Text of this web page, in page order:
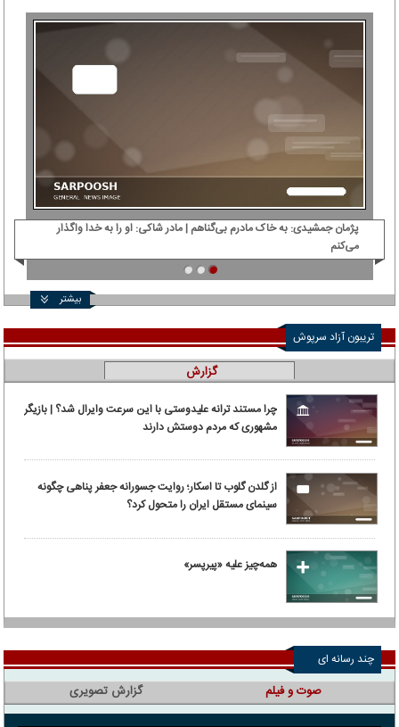
پژمان جمشیدی: ‌به خاک مادرم بی‌گناهم | مادر شاکی: او را به خدا واگذار
می‌کنم
بیشتر
تریبون آزاد سرپوش
گزارش
چرا مستند ترانه علیدوستی با این سرعت وایرال شد؟ | بازیگر
مشهوری که مردم دوستش دارند
از گلدن گلوب تا اسکار؛ روایت جسورانه جعفر پناهی چگونه
سینمای مستقل ایران را متحول کرد؟
همه‌چیز علیه «پیرپسر»
چند رسانه ای
صوت و فیلم گزارش تصویری